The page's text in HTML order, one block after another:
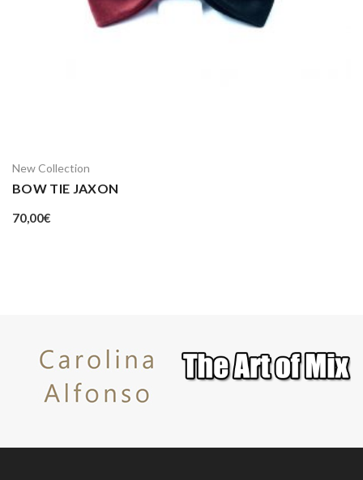
New Collection
BOW TIE JAXON
70,00€